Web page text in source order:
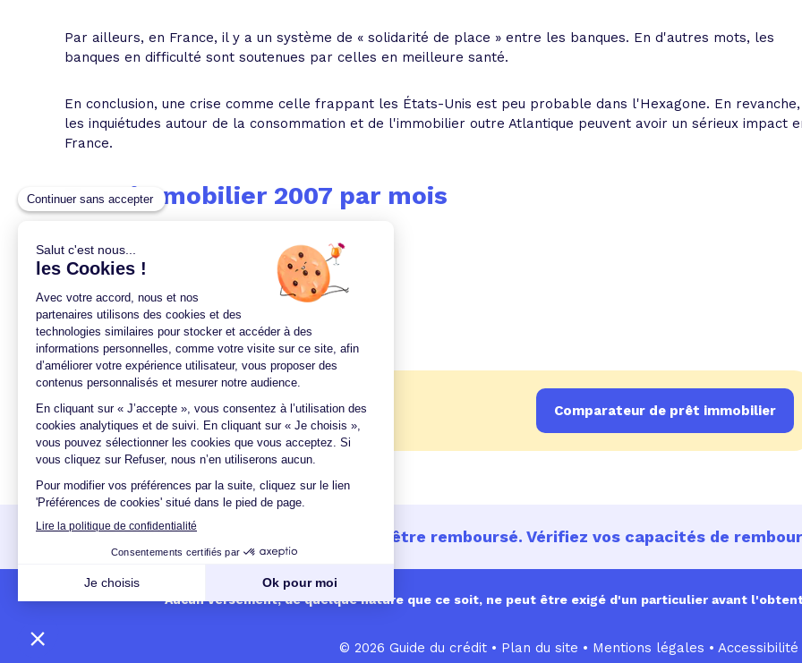
Par ailleurs, en France, il y a un système de « solidarité de place » entre les banques. En d'autres mots, les
banques en difficulté sont soutenues par celles en meilleure santé.
En conclusion, une crise comme celle frappant les États-Unis est peu probable dans l'Hexagone. En revanche,
les inquiétudes autour de la consommation et de l'immobilier outre Atlantique peuvent avoir un sérieux impact
France.
Taux immobilier 2007 par mois
Taux mars 2007
Taux avril 2007
Taux août 2007
Taux novembre 2007
🎉 Quel taux pour mon projet ? Comparateur de prêt immobilier
Un crédit vous engage et doit être remboursé. Vérifiez vos capacités de
Aucun versement, de quelque nature que ce soit, ne peut être exigé d'un particulier avant
© 2026 Guide du crédit • Plan du site • Mentions légales • Accessibilité